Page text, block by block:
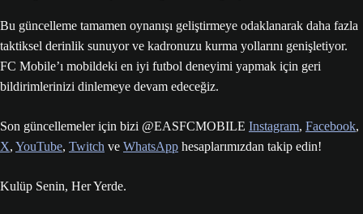
Bu güncelleme tamamen oynanışı geliştirmeye odaklanarak daha fazla
taktiksel derinlik sunuyor ve kadronuzu kurma yollarını genişletiyor.
FC Mobile’ı mobildeki en iyi futbol deneyimi yapmak için geri
bildirimlerinizi dinlemeye devam edeceğiz.
Son güncellemeler için bizi @EASFCMOBILE Instagram, Facebook,
X, YouTube, Twitch ve WhatsApp hesaplarımızdan takip edin!
Kulüp Senin, Her Yerde.